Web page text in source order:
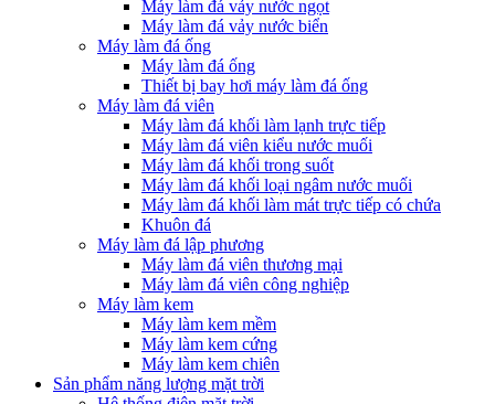
Máy làm đá vảy nước ngọt
Máy làm đá vảy nước biển
Máy làm đá ống
Máy làm đá ống
Thiết bị bay hơi máy làm đá ống
Máy làm đá viên
Máy làm đá khối làm lạnh trực tiếp
Máy làm đá viên kiểu nước muối
Máy làm đá khối trong suốt
Máy làm đá khối loại ngâm nước muối
Máy làm đá khối làm mát trực tiếp có chứa
Khuôn đá
Máy làm đá lập phương
Máy làm đá viên thương mại
Máy làm đá viên công nghiệp
Máy làm kem
Máy làm kem mềm
Máy làm kem cứng
Máy làm kem chiên
Sản phẩm năng lượng mặt trời